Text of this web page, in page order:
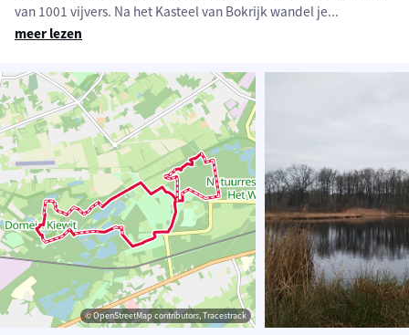
van 1001 vijvers. Na het Kasteel van Bokrijk wandel je...
meer lezen
© OpenStreetMap contributors, Tracestrack